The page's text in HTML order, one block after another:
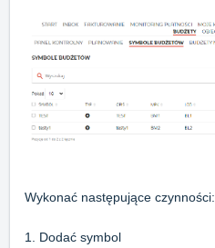
Wykonać następujące czynności:
1. Dodać symbol